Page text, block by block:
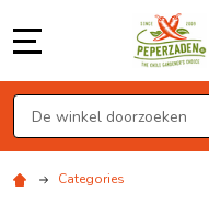
Zoeken
Categories